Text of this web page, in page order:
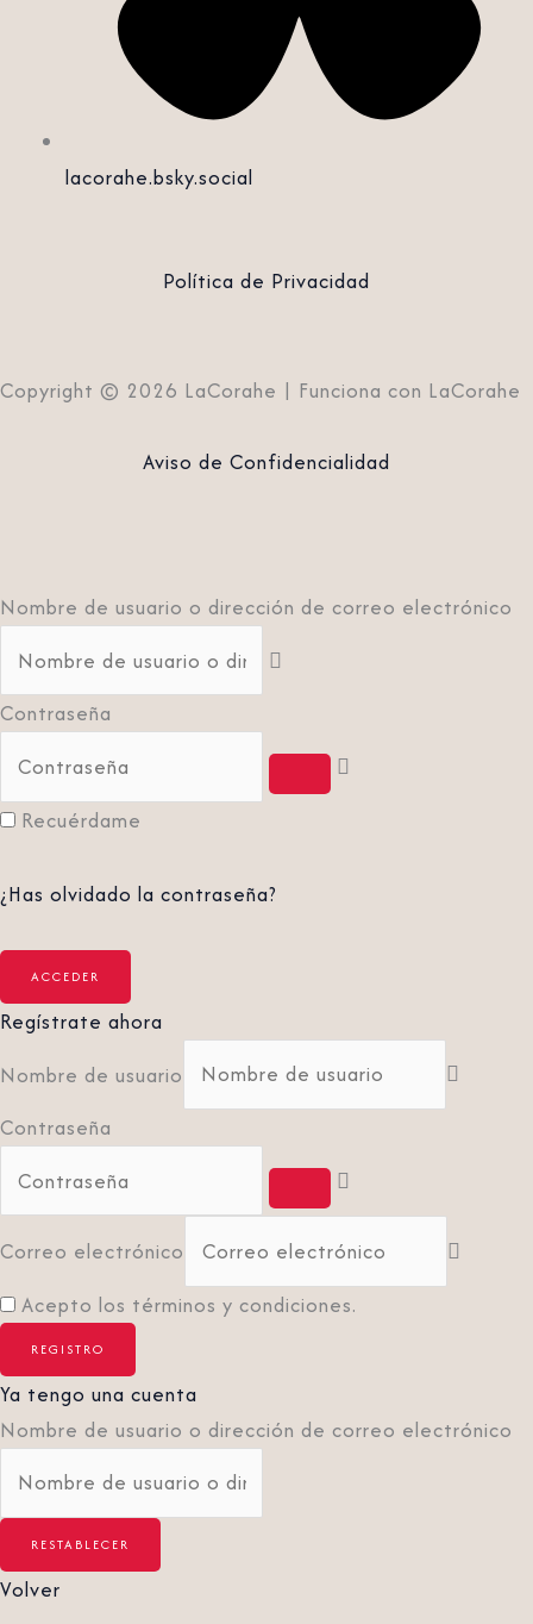
lacorahe.bsky.social‬
Política de Privacidad
Copyright © 2026 LaCorahe | Funciona con LaCorahe
Aviso de Confidencialidad
Nombre de usuario o dirección de correo electrónico
Contraseña
Recuérdame
¿Has olvidado la contraseña?
Regístrate ahora
Nombre de usuario
Contraseña
Correo electrónico
Acepto los términos y condiciones.
Ya tengo una cuenta
Nombre de usuario o dirección de correo electrónico
Volver